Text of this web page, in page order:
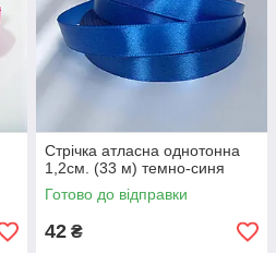
Стрічка атласна однотонна
1,2см. (33 м) темно-синя
Готово до відправки
42 ₴